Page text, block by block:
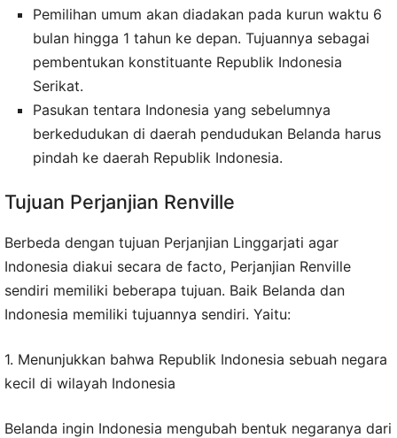
Pemilihan umum akan diadakan pada kurun waktu 6
bulan hingga 1 tahun ke depan. Tujuannya sebagai
pembentukan konstituante Republik Indonesia
Serikat.
Pasukan tentara Indonesia yang sebelumnya
berkedudukan di daerah pendudukan Belanda harus
pindah ke daerah Republik Indonesia.
Tujuan Perjanjian Renville
Berbeda dengan tujuan Perjanjian Linggarjati agar
Indonesia diakui secara de facto, Perjanjian Renville
sendiri memiliki beberapa tujuan. Baik Belanda dan
Indonesia memiliki tujuannya sendiri. Yaitu:
1. Menunjukkan bahwa Republik Indonesia sebuah negara
kecil di wilayah Indonesia
Belanda ingin Indonesia mengubah bentuk negaranya dari